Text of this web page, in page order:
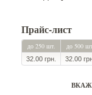
Прайс-лист
до 250 шт.
до 500
32.00 грн. 32.00